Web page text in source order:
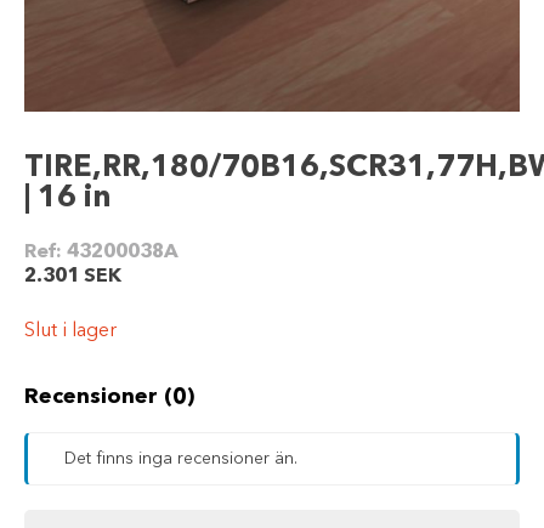
TIRE,RR,180/
| 16 in
Ref: 43200038A
2.301 SEK
Slut i lager
Recensioner (0)
Det finns inga recensioner än.